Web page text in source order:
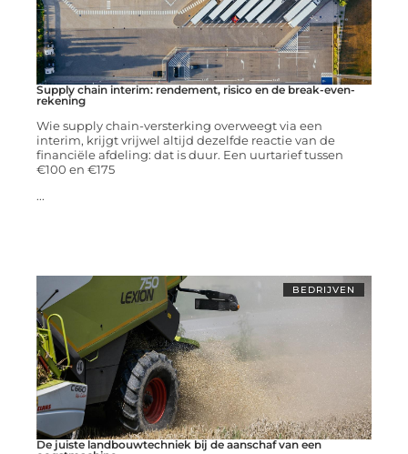
Supply chain interim: rendement, risico en de break-even-
rekening
Wie supply chain-versterking overweegt via een
interim, krijgt vrijwel altijd dezelfde reactie van de
financiële afdeling: dat is duur. Een uurtarief tussen
€100 en €175
...
BEDRIJVEN
De juiste landbouwtechniek bij de aanschaf van een